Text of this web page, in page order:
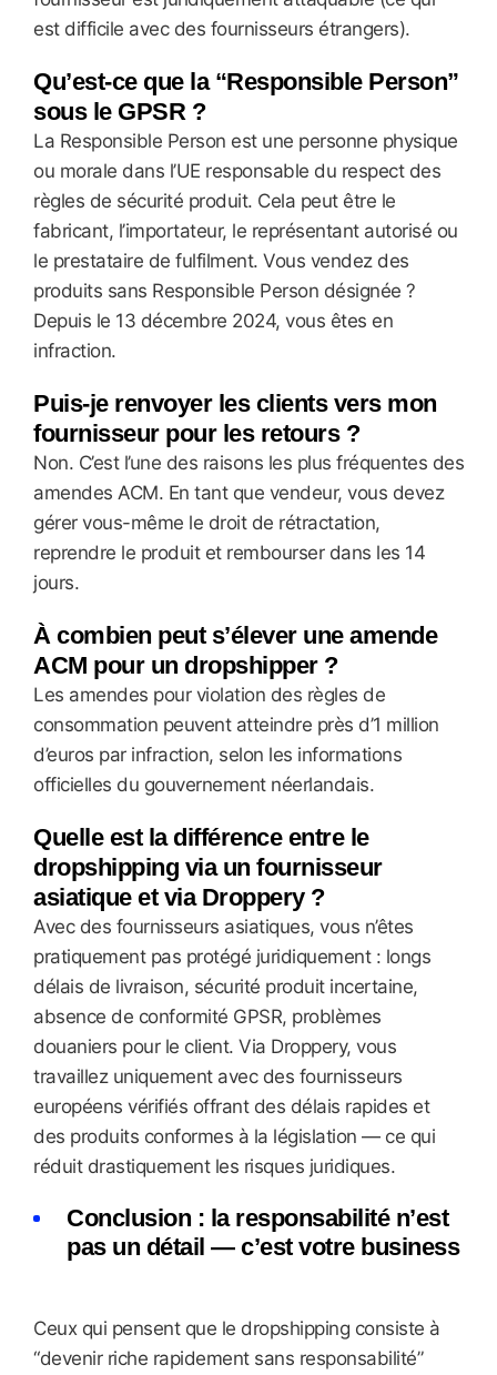
est difficile avec des fournisseurs étrangers).
Qu’est-ce que la “Responsible Person”
sous le GPSR ?
La Responsible Person est une personne physique
ou morale dans l’UE responsable du respect des
règles de sécurité produit. Cela peut être le
fabricant, l’importateur, le représentant autorisé ou
le prestataire de fulfilment. Vous vendez des
produits sans Responsible Person désignée ?
Depuis le 13 décembre 2024, vous êtes en
infraction.
Puis-je renvoyer les clients vers mon
fournisseur pour les retours ?
Non. C’est l’une des raisons les plus fréquentes des
amendes ACM. En tant que vendeur, vous devez
gérer vous-même le droit de rétractation,
reprendre le produit et rembourser dans les 14
jours.
À combien peut s’élever une amende
ACM pour un dropshipper ?
Les amendes pour violation des règles de
consommation peuvent atteindre près d’1 million
d’euros par infraction, selon les informations
officielles du gouvernement néerlandais.
Quelle est la différence entre le
dropshipping via un fournisseur
asiatique et via Droppery ?
Avec des fournisseurs asiatiques, vous n’êtes
pratiquement pas protégé juridiquement : longs
délais de livraison, sécurité produit incertaine,
absence de conformité GPSR, problèmes
douaniers pour le client. Via Droppery, vous
travaillez uniquement avec des fournisseurs
européens vérifiés offrant des délais rapides et
des produits conformes à la législation — ce qui
réduit drastiquement les risques juridiques.
Conclusion : la responsabilité n’est
pas un détail — c’est votre business
Ceux qui pensent que le dropshipping consiste à
“devenir riche rapidement sans responsabilité”